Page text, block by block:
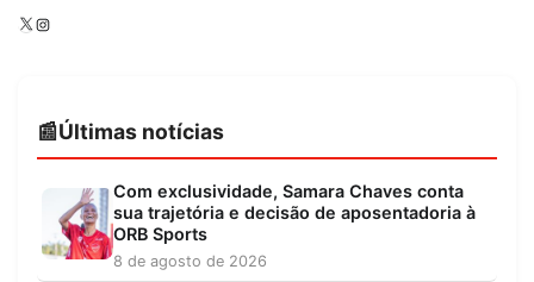
X Instagram
Últimas notícias
Com exclusividade, Samara Chaves conta
sua trajetória e decisão de aposentadoria à
ORB Sports
8 de agosto de 2026